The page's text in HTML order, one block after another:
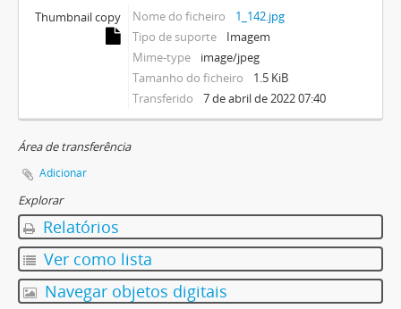
Thumbnail copy
Nome do ficheiro
1_142.jpg
Tipo de suporte
Imagem
Mime-type
image/jpeg
Tamanho do ficheiro
1.5 KiB
Transferido
7 de abril de 2022 07:40
Área de transferência
Adicionar
Explorar
Relatórios
Ver como lista
Navegar objetos digitais